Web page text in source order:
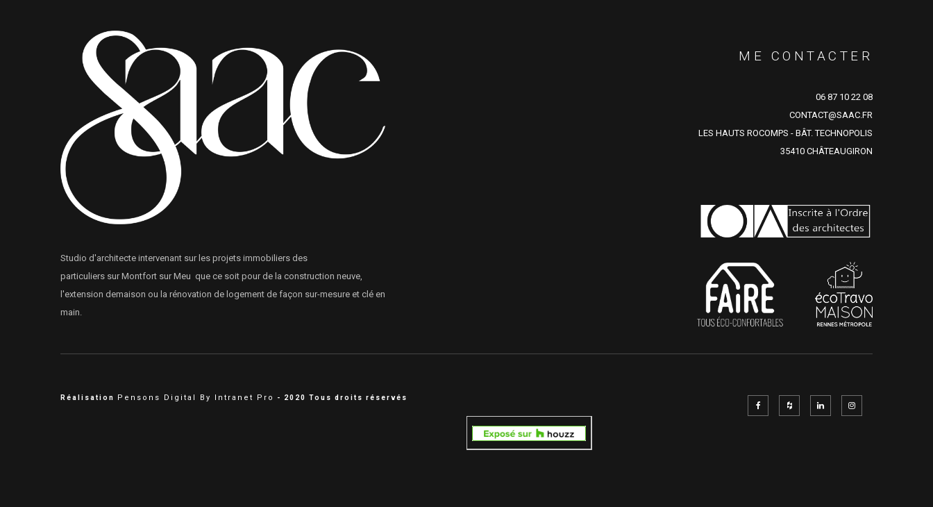
Studio d'architecte intervenant sur les projets immobiliers des
particuliers sur Montfort sur Meu que ce soit pour de la construction neuve,
l'extension demaison ou la rénovation de logement de façon sur-mesure et clé en
main.
ME CONTACTER
06 87 10 22 08
CONTACT@SAAC.FR
LES HAUTS ROCOMPS - BÂT. TECHNOPOLIS
35410 CHÂTEAUGIRON
Réalisation Pensons Digital By Intranet Pro - 2020 Tous droits réservés